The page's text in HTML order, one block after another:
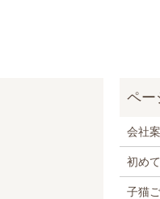
会社
初め
子猫